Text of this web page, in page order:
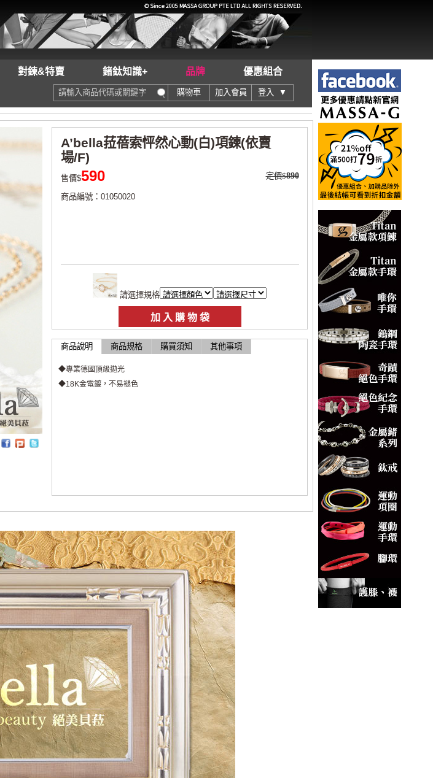
對鍊&特賣 鍺鈦知識+ 品牌 優惠組合
購物車 加入會員 登入 ▼
A’bella菈蓓索怦然心動(白)項鍊(依賣
場/F)
售價$590 定價$890
商品編號：01050020
請選擇規格
商品說明 商品規格 購買須知 其他事項
◆專業德國頂級拋光
◆18K金電鍍，不易褪色